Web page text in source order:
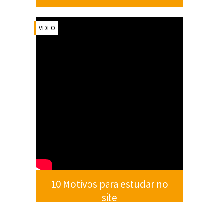
VIDEO
10 Motivos para estudar no
site